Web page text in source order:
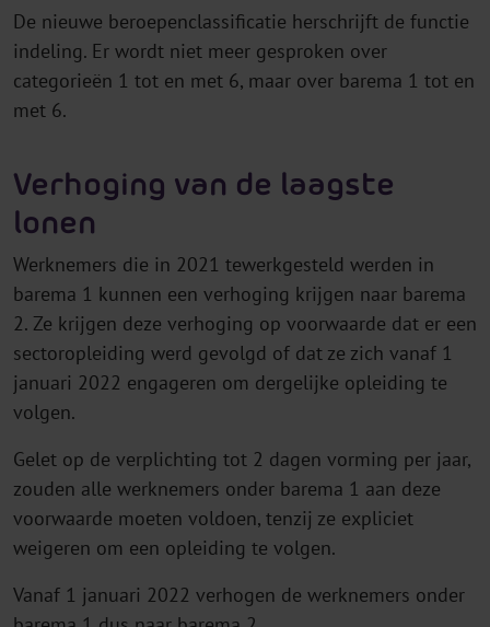
De nieuwe beroepenclassificatie herschrijft de functie
indeling. Er wordt niet meer gesproken over
categorieën 1 tot en met 6, maar over barema 1 tot en
met 6.
Verhoging van de laagste
lonen
Werknemers die in 2021 tewerkgesteld werden in
barema 1 kunnen een verhoging krijgen naar barema
2. Ze krijgen deze verhoging op voorwaarde dat er een
sectoropleiding werd gevolgd of dat ze zich vanaf 1
januari 2022 engageren om dergelijke opleiding te
volgen.
Gelet op de verplichting tot 2 dagen vorming per jaar,
zouden alle werknemers onder barema 1 aan deze
voorwaarde moeten voldoen, tenzij ze expliciet
weigeren om een opleiding te volgen.
Vanaf 1 januari 2022 verhogen de werknemers onder